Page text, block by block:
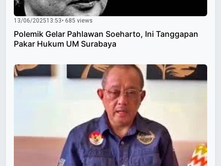
13/06/202513:53• 685 views
Polemik Gelar Pahlawan Soeharto, Ini Tanggapan
Pakar Hukum UM Surabaya